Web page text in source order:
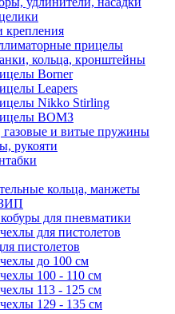
крепления
прицелы
кольца, кронштейны
Borner
Leapers
Nikko Stirling
ВОМЗ
и витые пружины
рукояти
кольца, манжеты
для пневматики
для пистолетов
пистолетов
до 100 см
100 - 110 см
113 - 125 см
129 - 135 см